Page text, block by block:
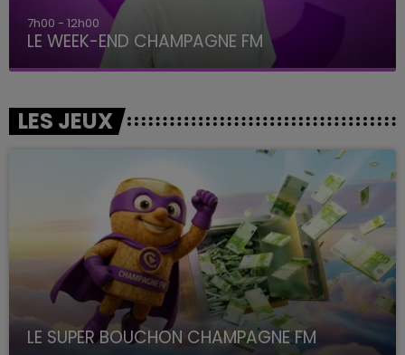
7h00 - 12h00
LE WEEK-END CHAMPAGNE FM
LES JEUX
LE SUPER BOUCHON CHAMPAGNE FM